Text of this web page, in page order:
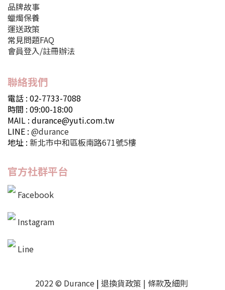
品牌故事
蠟燭保養
運送政策
常見問題FAQ
會員登入/註冊辦法
聯絡我們
電話 : 02-7733-7088
時間 : 09:00-18:00
MAIL : durance@yuti.com.tw
LINE : @durance
地址 : 新北市中和區板南路671號5樓
官方社群平台
Facebook
Instagram
Line
2022 © Durance | 退換貨政策 | 條款及細則